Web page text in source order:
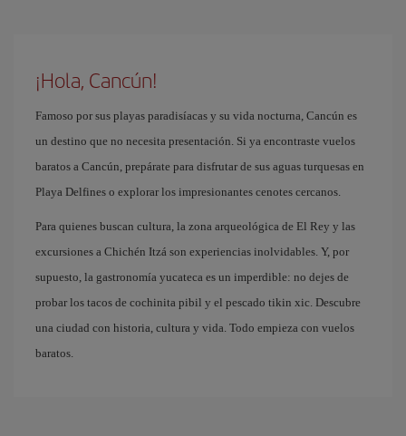
¡Hola, Cancún!
Famoso por sus playas paradisíacas y su vida nocturna, Cancún es
un destino que no necesita presentación. Si ya encontraste vuelos
baratos a Cancún, prepárate para disfrutar de sus aguas turquesas en
Playa Delfines o explorar los impresionantes cenotes cercanos.
Para quienes buscan cultura, la zona arqueológica de El Rey y las
excursiones a Chichén Itzá son experiencias inolvidables. Y, por
supuesto, la gastronomía yucateca es un imperdible: no dejes de
probar los tacos de cochinita pibil y el pescado tikin xic. Descubre
una ciudad con historia, cultura y vida. Todo empieza con vuelos
baratos.